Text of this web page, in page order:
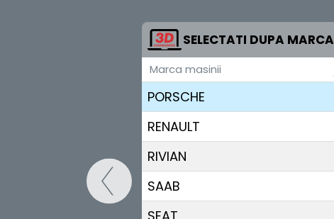
SELECTATI DUPA MARCA
Marca masinii
PEUGEOT
POLESTAR
PORSCHE
RENAULT
RIVIAN
SAAB